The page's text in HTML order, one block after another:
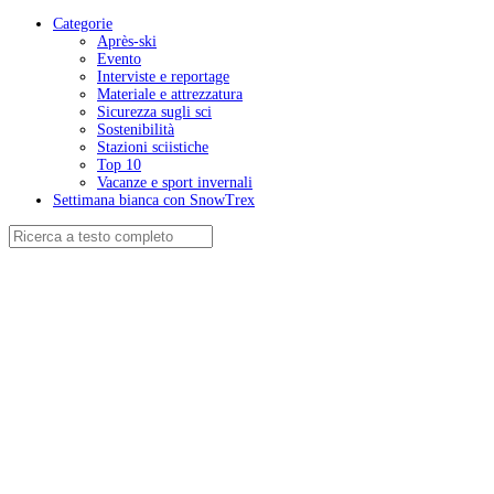
Categorie
Après-ski
Evento
Interviste e reportage
Materiale e attrezzatura
Sicurezza sugli sci
Sostenibilità
Stazioni sciistiche
Top 10
Vacanze e sport invernali
Settimana bianca con SnowTrex